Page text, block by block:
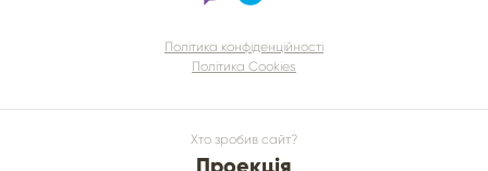
Політика конфіденційності
Політика Cookies
Хто зробив сайт?
Проекція